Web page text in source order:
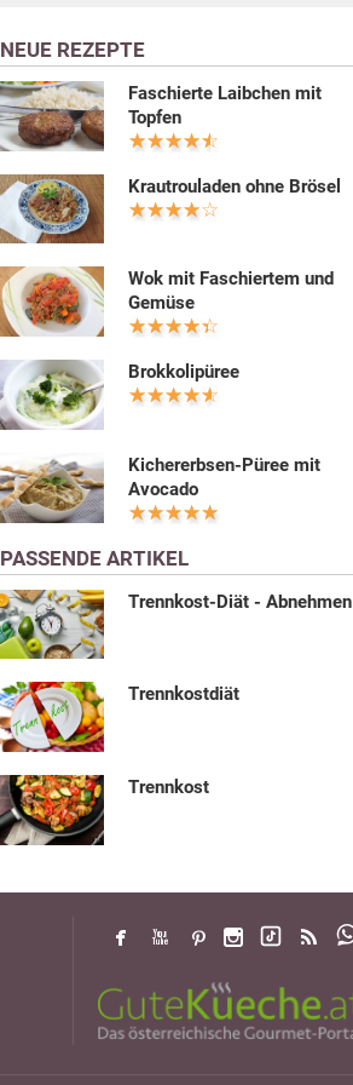
NEUE REZEPTE
Faschierte Laibchen mit
Topfen
Krautrouladen ohne Brösel
Wok mit Faschiertem und
Gemüse
Brokkolipüree
Kichererbsen-Püree mit
Avocado
PASSENDE ARTIKEL
Trennkost-Diät - Abnehmen
Trennkostdiät
Trennkost